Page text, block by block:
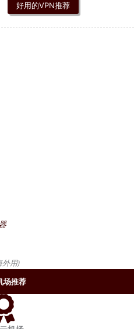
好用的VPN推荐
外用)
场推荐